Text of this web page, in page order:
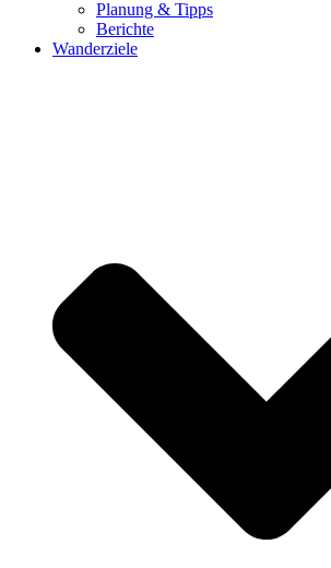
Planung & Tipps
Berichte
Wanderziele